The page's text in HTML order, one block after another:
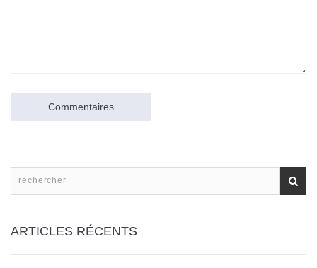
Commentaires
ARTICLES RÉCENTS